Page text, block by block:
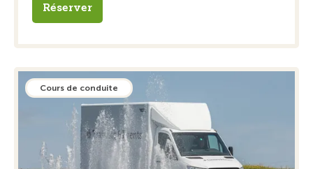
Réserver
Cours de conduite